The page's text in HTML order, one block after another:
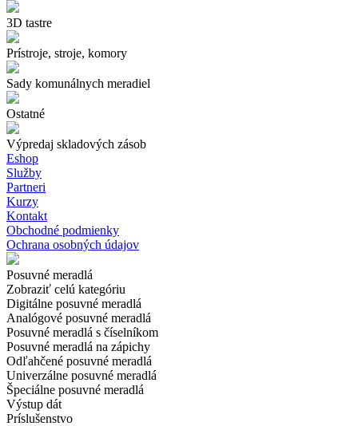
3D tastre
Prístroje, stroje, komory
Sady komunálnych meradiel
Ostatné
Výpredaj skladových zásob
Eshop
Služby
Partneri
Kurzy
Kontakt
Obchodné podmienky
Ochrana osobných údajov
Posuvné meradlá
Zobraziť celú kategóriu
Digitálne posuvné meradlá
Analógové posuvné meradlá
Posuvné meradlá s číselníkom
Posuvné meradlá na zápichy
Odľahčené posuvné meradlá
Univerzálne posuvné meradlá
Špeciálne posuvné meradlá
Výstup dát
Príslušenstvo